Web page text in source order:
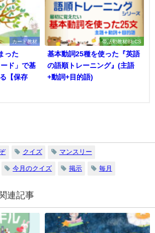
カード教材
った
ド」で基
【保存
帯活動教材BECS
基本動詞25種を使った『英語
の語順トレーニング』(主語
+動詞+目的語)
クイズ マンスリー
今月のクイズ 掲示 毎月
連記事